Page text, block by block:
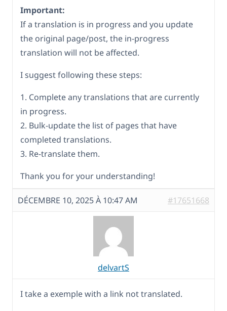
Important:
If a translation is in progress and you update
the original page/post, the in-progress
translation will not be affected.
I suggest following these steps:
1. Complete any translations that are currently
in progress.
2. Bulk-update the list of pages that have
completed translations.
3. Re-translate them.
Thank you for your understanding!
DÉCEMBRE 10, 2025 À 10:47 AM #17651668
delvartS
I take a exemple with a link not translated.